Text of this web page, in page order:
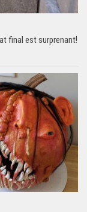
final est surprenant!